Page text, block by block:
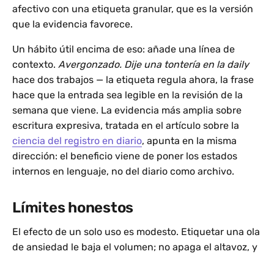
afectivo con una etiqueta granular, que es la versión
que la evidencia favorece.
Un hábito útil encima de eso: añade una línea de
contexto. Avergonzado. Dije una tontería en la daily
hace dos trabajos — la etiqueta regula ahora, la frase
hace que la entrada sea legible en la revisión de la
semana que viene. La evidencia más amplia sobre
escritura expresiva, tratada en el artículo sobre la
ciencia del registro en diario, apunta en la misma
dirección: el beneficio viene de poner los estados
internos en lenguaje, no del diario como archivo.
Límites honestos
El efecto de un solo uso es modesto. Etiquetar una ola
de ansiedad le baja el volumen; no apaga el altavoz, y